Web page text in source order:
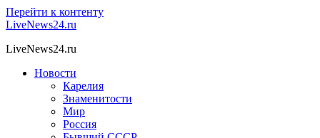
Перейти к контенту
LiveNews24.ru
LiveNews24.ru
Новости
Карелия
Знаменитости
Мир
Россия